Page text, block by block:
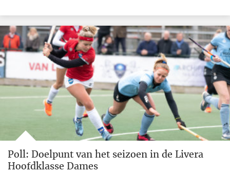
Poll: Doelpunt van het seizoen in de Livera
Hoofdklasse Dames